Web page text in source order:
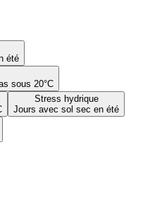
été
sous 20°C
Stress hydrique
Jours avec sol sec en été